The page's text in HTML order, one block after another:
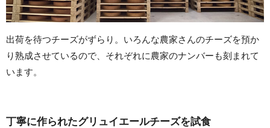
出荷を待つチーズがずらり。いろんな農家さんのチーズを預か
り熟成させているので、それぞれに農家のナンバーも刻まれて
います。
丁寧に作られたグリュイエールチーズを試食